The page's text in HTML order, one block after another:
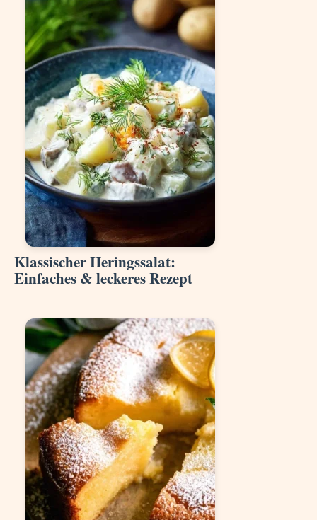
Klassischer Heringssalat:
Einfaches & leckeres Rezept